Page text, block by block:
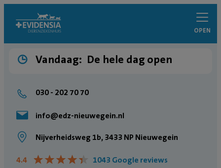
OPEN
Vandaag: De hele dag open
030 - 202 70 70
info@edz-nieuwegein.nl
Nijverheidsweg 1b, 3433 NP Nieuwegein
4.4 ★★★★★
★★★★★ 1043 Google reviews